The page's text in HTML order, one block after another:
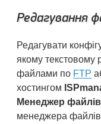
Редагування
Редагувати
якому текстовому
файлами по FTP
хостингом
Менеджер файлів
менеджера